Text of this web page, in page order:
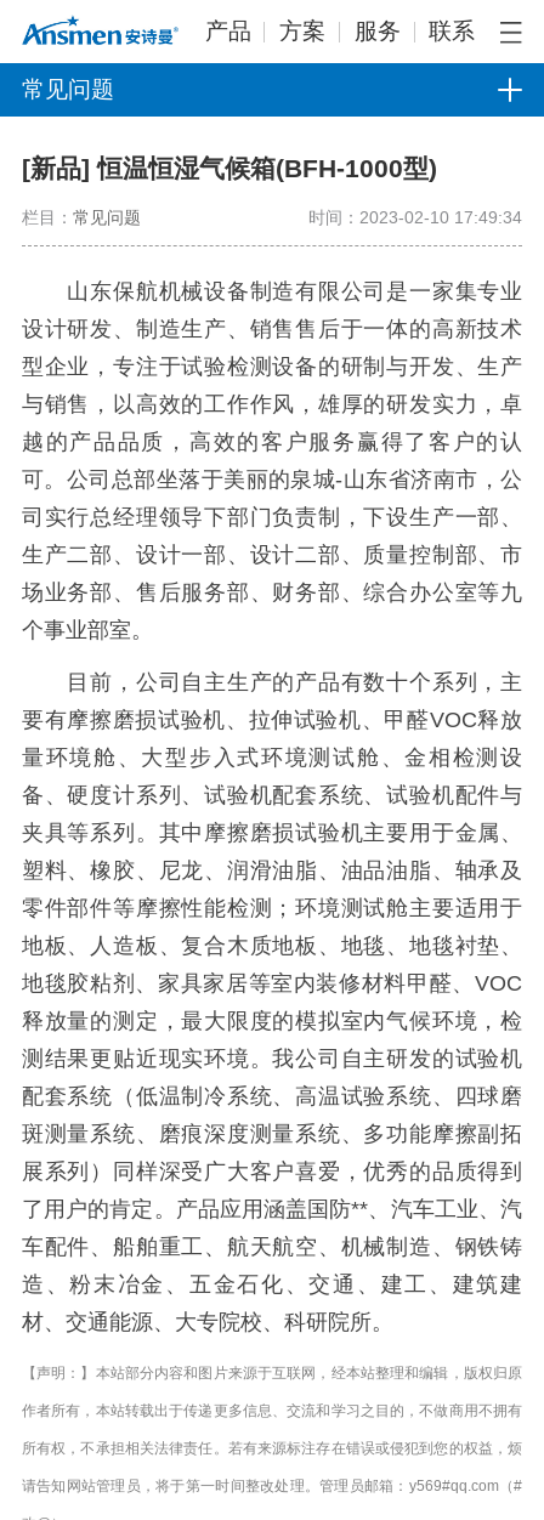
产品 方案 服务 联系
常见问题
[新品] 恒温恒湿气候箱(BFH-1000型)
栏目： 常见问题 时间：2023-02-10 17:49:34
山东保航机械设备制造有限公司是一家集专业
设计研发、制造生产、销售售后于一体的高新技术
型企业，专注于试验检测设备的研制与开发、生产
与销售，以高效的工作作风，雄厚的研发实力，卓
越的产品品质，高效的客户服务赢得了客户的认
可。公司总部坐落于美丽的泉城-山东省济南市，公
司实行总经理领导下部门负责制，下设生产一部、
生产二部、设计一部、设计二部、质量控制部、市
场业务部、售后服务部、财务部、综合办公室等九
个事业部室。
目前，公司自主生产的产品有数十个系列，主
要有摩擦磨损试验机、拉伸试验机、甲醛VOC释放
量环境舱、大型步入式环境测试舱、金相检测设
备、硬度计系列、试验机配套系统、试验机配件与
夹具等系列。其中摩擦磨损试验机主要用于金属、
塑料、橡胶、尼龙、润滑油脂、油品油脂、轴承及
零件部件等摩擦性能检测；环境测试舱主要适用于
地板、人造板、复合木质地板、地毯、地毯衬垫、
地毯胶粘剂、家具家居等室内装修材料甲醛、VOC
释放量的测定，最大限度的模拟室内气候环境，检
测结果更贴近现实环境。我公司自主研发的试验机
配套系统（低温制冷系统、高温试验系统、四球磨
斑测量系统、磨痕深度测量系统、多功能摩擦副拓
展系列）同样深受广大客户喜爱，优秀的品质得到
了用户的肯定。产品应用涵盖国防**、汽车工业、汽
车配件、船舶重工、航天航空、机械制造、钢铁铸
造、粉末冶金、五金石化、交通、建工、建筑建
材、交通能源、大专院校、科研院所。
【声明：】本站部分内容和图片来源于互联网，经本站整理和编辑，版权归原
作者所有，本站转载出于传递更多信息、交流和学习之目的，不做商用不拥有
所有权，不承担相关法律责任。若有来源标注存在错误或侵犯到您的权益，烦
请告知网站管理员，将于第一时间整改处理。管理员邮箱：y569#qq.com（#